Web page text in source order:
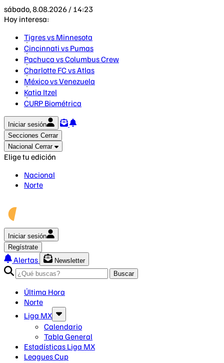
sábado, 8.08.2026 / 14:23
Hoy interesa:
Tigres vs Minnesota
Cincinnati vs Pumas
Pachuca vs Columbus Crew
Charlotte FC vs Atlas
México vs Venezuela
Katia Itzel
CURP Biométrica
Iniciar sesión
Secciones Cerrar
Nacional Cerrar
Elige tu edición
Nacional
Norte
Iniciar sesión
Regístrate
Alertas
Newsletter
Buscar
Última Hora
Norte
Liga MX
Calendario
Tabla General
Estadísticas Liga MX
Leagues Cup